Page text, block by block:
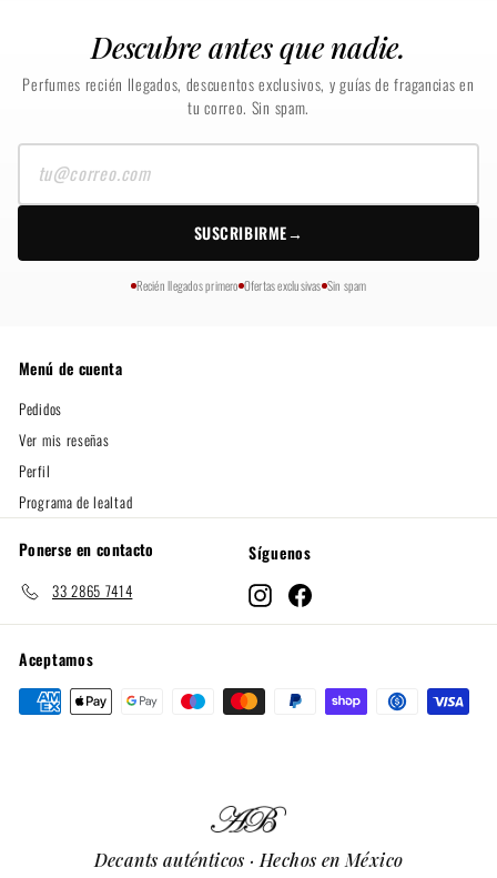
Descubre antes que nadie.
Perfumes recién llegados, descuentos exclusivos, y guías de fragancias en
tu correo. Sin spam.
correo
SUSCRIBIRME→
Recién llegados primero Ofertas exclusivas Sin spam
Menú de cuenta
Pedidos
Ver mis reseñas
Perfil
Programa de lealtad
Ponerse en contacto
33 2865 7414
Síguenos
InstagramFacebook
Aceptamos
Decants auténticos · Hechos en México